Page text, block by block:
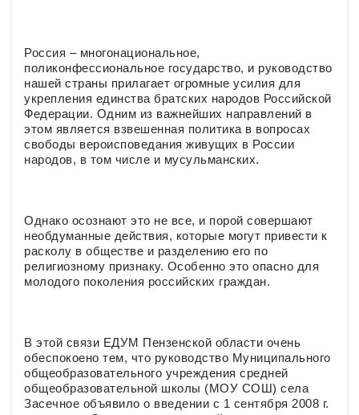
Россия – многонациональное,
поликонфессиональное государство, и руководство
нашей страны прилагает огромные усилия для
укрепления единства братских народов Российской
Федерации. Одним из важнейших направлений в
этом является взвешенная политика в вопросах
свободы вероисповедания живущих в России
народов, в том числе и мусульманских.
Однако осознают это не все, и порой совершают
необдуманные действия, которые могут привести к
расколу в обществе и разделению его по
религиозному признаку. Особенно это опасно для
молодого поколения российских граждан.
В этой связи ЕДУМ Пензенской области очень
обеспокоено тем, что руководство Муниципального
общеобразовательного учреждения средней
общеобразовательной школы (МОУ СОШ) села
Засечное объявило о введении с 1 сентября 2008 г.